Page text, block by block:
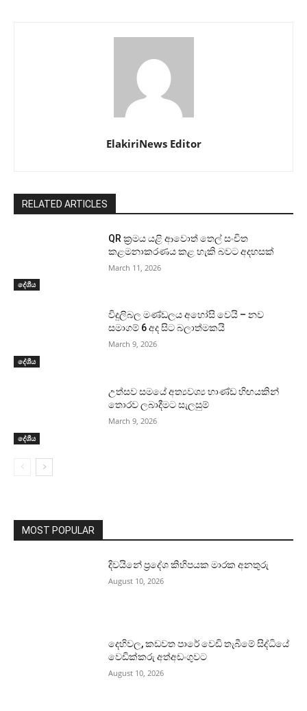
ElakiriNews Editor
RELATED ARTICLES
දේශීය
QR ක්‍රමය යළි ආවොත් තෙල් සංචිත
කළමනාකරණය කළ හැකි බවට අදහසක්
March 11, 2026
දේශීය
විදුලිබල මණ්ඩලය අහෝසි වෙයි – නව
සමාගම් 6 අද සිට බලාත්මකයි
March 9, 2026
දේශීය
උත්සව සමයේ අත්‍යවශ්‍ය භාණ්ඩ හිඟයකින්
තොරව ලබාදීමට සැලසුම්
March 9, 2026
MOST POPULAR
දිවයිනේ ප්‍රදේශ කිහිපයක මාරක අනතුරු
August 10, 2026
දෙහිවල, කඩවත පාරේ වෙඩි තැබීමේ සිද්ධියේ
වෙඩික්කරු අත්අඩංගුවට
August 10, 2026